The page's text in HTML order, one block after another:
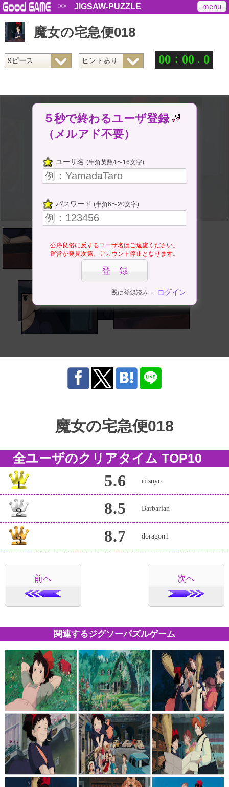
>> JIGSAW-PUZZLE menu
魔女の宅急便018
00 ： 00 . 0
５秒で終わるユーザ登録
（メルアド不要）
ユーザ名 (半角英数4〜16文字)
パスワード (半角6〜20文字)
公序良俗に反するユーザ名はご遠慮ください。
運営が発見次第、アカウント停止となります。
既に登録済み → ログイン
魔女の宅急便018
全ユーザのクリアタイム TOP10
5.6 ritsuyo
8.5 Barbarian
8.7 doragon1
前へ 次へ
関連するジグソーパズルゲーム